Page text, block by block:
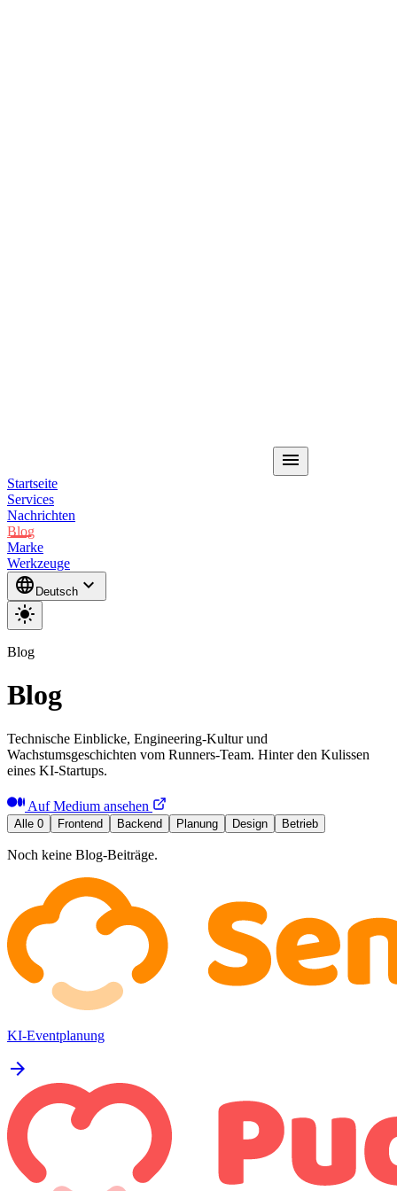
menu
Startseite
Services
Nachrichten
Blog
Marke
Werkzeuge
language Deutsch expand_more
light_mode
Blog
Blog
Technische Einblicke, Engineering-Kultur und
Wachstumsgeschichten vom Runners-Team. Hinter den Kulissen
eines KI-Startups.
Auf Medium ansehen
Alle 0 Frontend Backend Planung Design Betrieb
Noch keine Blog-Beiträge.
KI-Eventplanung
arrow_forward